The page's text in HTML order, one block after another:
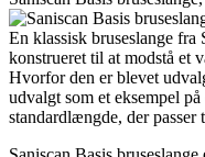
En klassisk bruseslange
konstrueret til at modstå et
Hvorfor den er blevet
udvalgt som et eksempel
standardlængde, der passer